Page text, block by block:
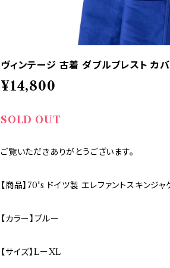
ヴィンテージ 古着 ダブルブレスト カ
¥14,800
SOLD OUT
ご覧いただきありがとうございます。
【商品】70's ドイツ製 エレファントスキンジャ
【カラー】ブルー
【サイズ】LーXL